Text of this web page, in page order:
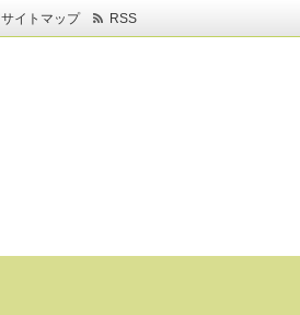
サイトマップ RSS